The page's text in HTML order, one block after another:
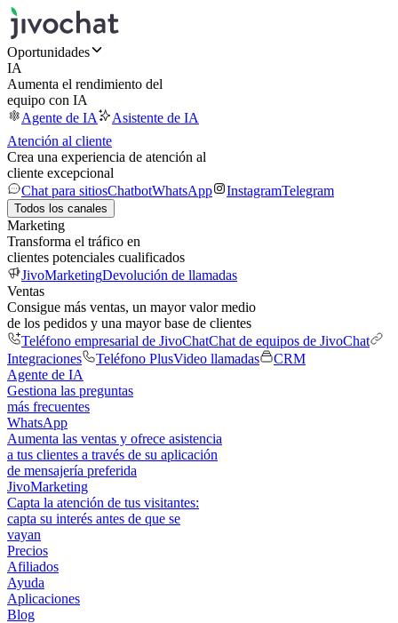
Oportunidades
IA
Aumenta el rendimiento del
equipo con IA
Agente de IA
Asistente de IA
Atención al cliente
Crea una experiencia de atención al
cliente excepcional
Chat para sitiosChatbotWhatsApp InstagramTelegram
Todos los canales
Marketing
Transforma el tráfico en
clientes potenciales cualificados
JivoMarketingDevolución de llamadas
Ventas
Consigue más ventas, un mayor valor medio
de los pedidos y una mayor base de clientes
Teléfono empresarial de JivoChatChat de equipos de JivoChat
Integraciones
Teléfono PlusVideo llamadas
CRM
Agente de IA
Gestiona las preguntas
más frecuentes
WhatsApp
Aumenta las ventas y ofrece asistencia
a tus clientes a través de su aplicación
de mensajería preferida
JivoMarketing
Capta la atención de tus visitantes:
capta su interés antes de que se
vayan
Precios
Afiliados
Ayuda
Aplicaciones
Blog